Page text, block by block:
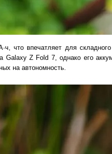
что впечатляет для
Z Fold 7, однако его
на автономность.